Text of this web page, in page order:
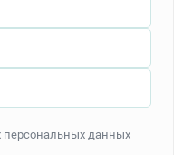
персональных данных